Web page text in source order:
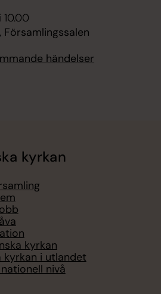
10.00
Församlingssalen
händelser
kyrkan
kyrkan
kyrkan i utlandet
nivå